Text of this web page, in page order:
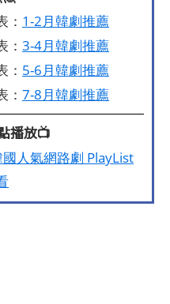
： 1-2月韓劇推薦
： 3-4月韓劇推薦
： 5-6月韓劇推薦
： 7-8月韓劇推薦
播放📺
人氣網路劇 PlayList